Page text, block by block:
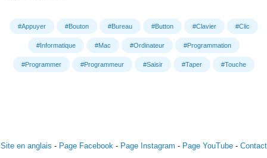
#Appuyer #Bouton #Bureau #Button #Clavier #Clic
#Informatique #Mac #Ordinateur #Programmation
#Programmer #Programmeur #Saisir #Taper #Touche
Site en anglais - Page Facebook - Page Instagram - Page YouTube- Contact